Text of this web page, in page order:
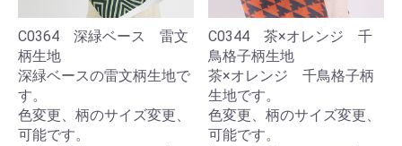
C0364 深緑ベース 雷文
柄生地
深緑ベースの雷文柄生地で
す。
色変更、柄のサイズ変更、
可能です。
C0344 茶×オレンジ 千
鳥格子柄生地
茶×オレンジ 千鳥格子柄
生地です。
色変更、柄のサイズ変更、
可能です。